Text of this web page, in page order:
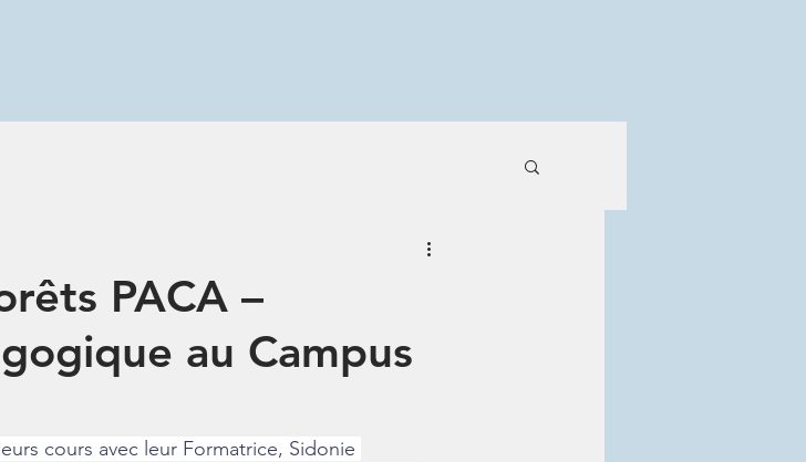
PACA –
au Campus
cours avec leur Formatrice, Sidonie